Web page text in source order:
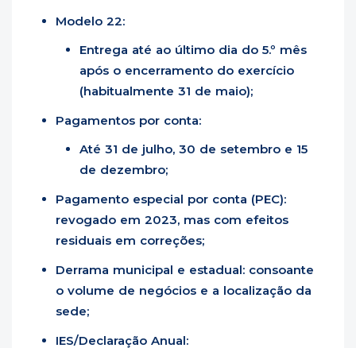
Modelo 22:
Entrega até ao último dia do 5.º mês
após o encerramento do exercício
(habitualmente 31 de maio);
Pagamentos por conta:
Até 31 de julho, 30 de setembro e 15
de dezembro;
Pagamento especial por conta (PEC):
revogado em 2023, mas com efeitos
residuais em correções;
Derrama municipal e estadual: consoante
o volume de negócios e a localização da
sede;
IES/Declaração Anual: